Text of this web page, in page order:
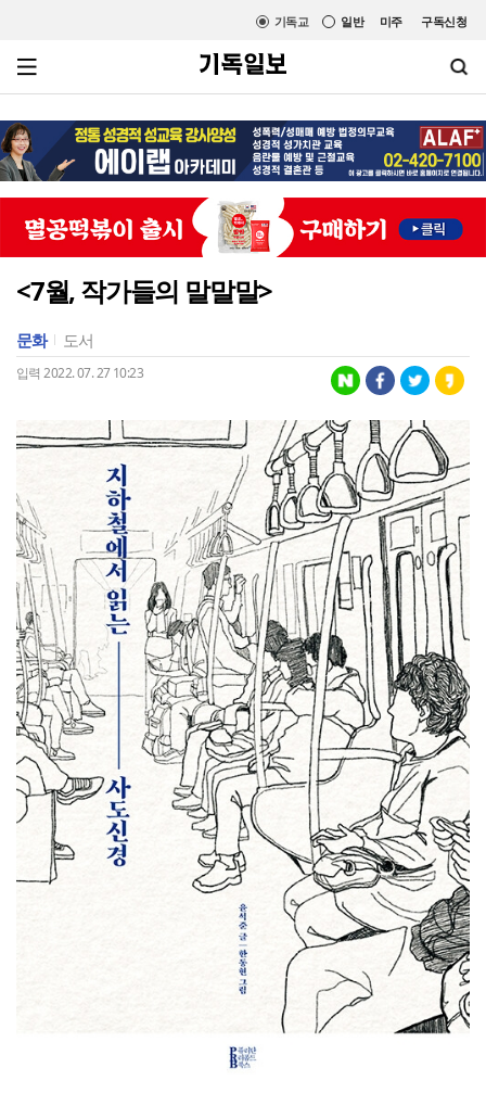
미주 구독신청
일반
기독교
<7월, 작가들의 말말말>
문화 도서
입력 2022. 07. 27 10:23